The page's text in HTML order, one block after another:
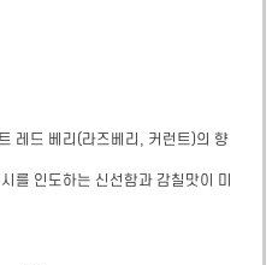
레드 베리(라즈베리, 커런트)의 향
를 인도하는 신선함과 감칠맛이 미